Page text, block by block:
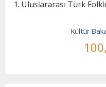
1. Uluslararası Türk
Kültür
100